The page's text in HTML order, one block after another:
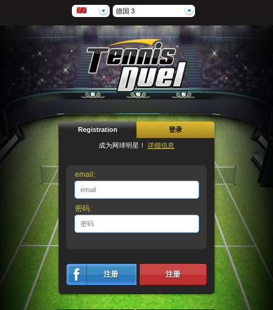
德国 3
Registration 登录
成为网球明星！ 详细信息
email:
密码:
注册 注册